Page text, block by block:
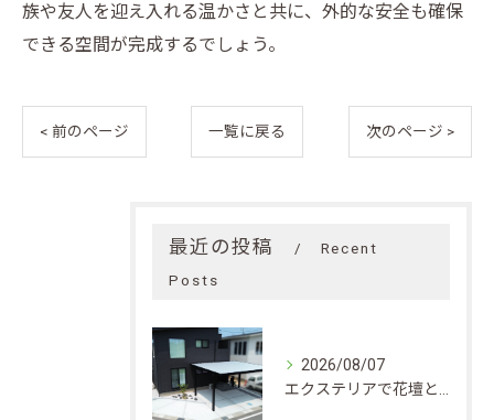
族や友人を迎え入れる温かさと共に、外的な安全も確保
できる空間が完成するでしょう。
< 前のページ 一覧に戻る 次のページ >
最近の投稿
Recent
Posts
2026/08/07